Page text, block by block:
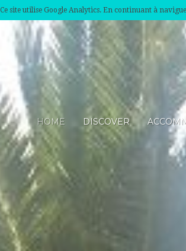
Ce site utilise Google Analytics. En continuant à
HOME DISCOVER